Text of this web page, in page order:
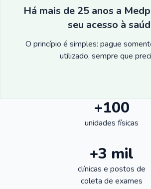
Há mais de 25 anos a
seu acesso à
O princípio é simples: pague
utilizado, sempre que
+100
unidades físicas
+3 mil
clínicas e postos de
coleta de exames